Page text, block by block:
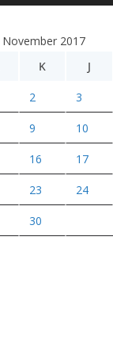
November 2017
K J
2 3
9 10
16 17
23 24
30